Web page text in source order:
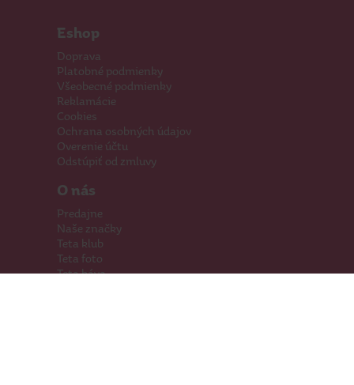
Eshop
Doprava
Platobné podmienky
Všeobecné podmienky
Reklamácie
Cookies
Ochrana osobných údajov
Overenie účtu
Odstúpiť od zmluvy
O nás
Predajne
Naše značky
Teta klub
Teta foto
Teta káva